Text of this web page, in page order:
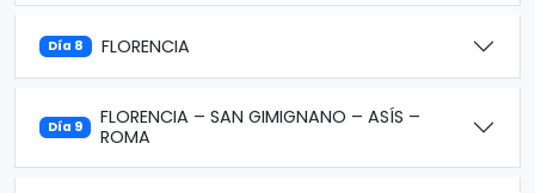
Día 8 FLORENCIA
Día 9
FLORENCIA – SAN GIMIGNANO – ASÍS –
ROMA